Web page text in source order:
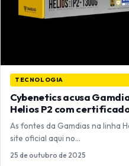
TECNOLOGIA
Cybenetics acusa
Helios P2 com
As fontes da Gamdias na linha
site oficial aqui no…
25 de outubro de 2025